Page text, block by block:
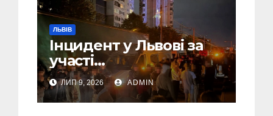
ЛЬВІВ
Інцидент у Львові за
участі
військовослужбовців,
поліції та цивільних:
розпочато
ЛИП 9, 2026 ADMIN